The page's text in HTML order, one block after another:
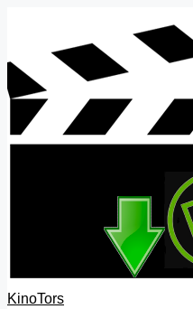
content
KinoTors